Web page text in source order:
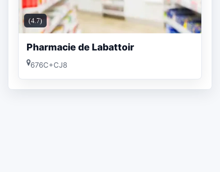
(4.7)
Pharmacie de Labattoir
676C+CJ8